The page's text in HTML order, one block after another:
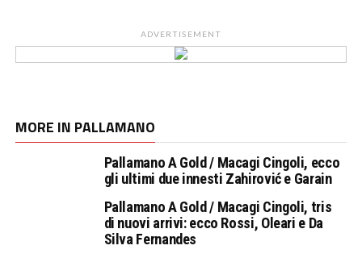
ADVERTISEMENT
MORE IN PALLAMANO
Pallamano A Gold / Macagi Cingoli, ecco
gli ultimi due innesti Zahirović e Garain
Pallamano A Gold / Macagi Cingoli, tris
di nuovi arrivi: ecco Rossi, Oleari e Da
Silva Fernandes